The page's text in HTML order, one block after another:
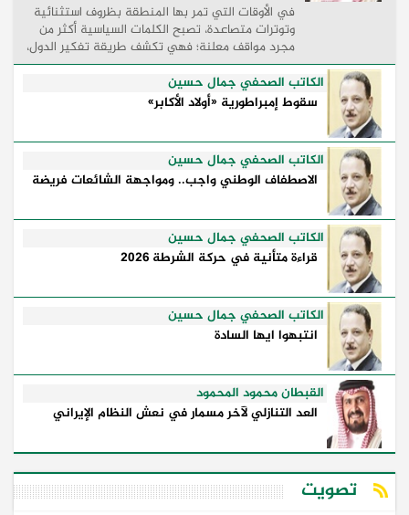
في الأوقات التي تمر بها المنطقة بظروف استثنائية
وتوترات متصاعدة، تصبح الكلمات السياسية أكثر من
مجرد مواقف معلنة؛ فهي تكشف طريقة تفكير الدول،
وكيفية إدارتها للأزمات، والحدود التي تفصل بين القوة
...
الكاتب الصحفي جمال حسين
سقوط إمبراطورية «أولاد الأكابر»
الكاتب الصحفي جمال حسين
الاصطفاف الوطني واجب.. ومواجهة الشائعات فريضة
الكاتب الصحفي جمال حسين
قراءة متأنية في حركة الشرطة 2026
الكاتب الصحفي جمال حسين
انتبهوا ايها السادة
القبطان محمود المحمود
العد التنازلي لآخر مسمار في نعش النظام الإيراني
تصويت